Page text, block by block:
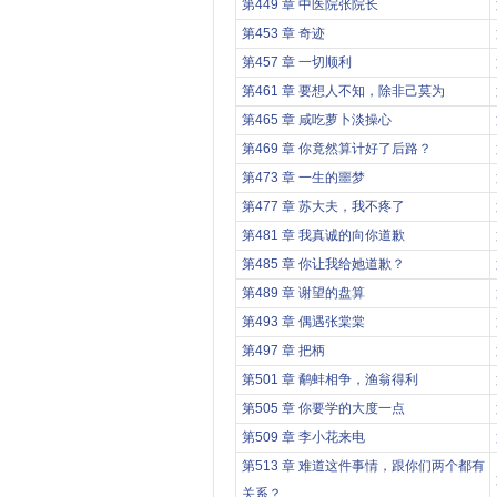
第449 章 中医院张院长
第453 章 奇迹
第457 章 一切顺利
第461 章 要想人不知，除非己莫为
第465 章 咸吃萝卜淡操心
第469 章 你竟然算计好了后路？
第473 章 一生的噩梦
第477 章 苏大夫，我不疼了
第481 章 我真诚的向你道歉
第485 章 你让我给她道歉？
第489 章 谢望的盘算
第493 章 偶遇张棠棠
第497 章 把柄
第501 章 鹬蚌相争，渔翁得利
第505 章 你要学的大度一点
第509 章 李小花来电
第513 章 难道这件事情，跟你们两个都有
关系？